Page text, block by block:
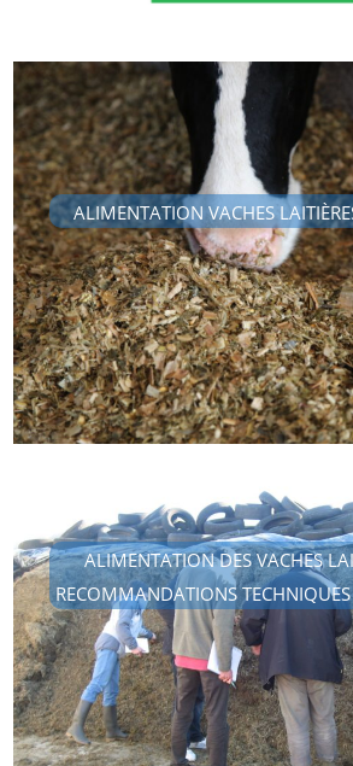
ALIMENTATION VACHES
ALIMENTATION DES VACHES
RECOMMANDATIONS